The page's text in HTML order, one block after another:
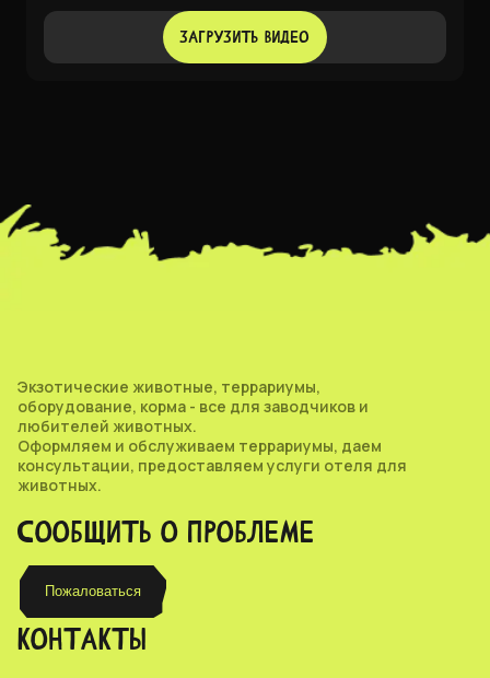
ЗАГРУЗИТЬ ВИДЕО
Экзотические животные, террариумы,
оборудование, корма - все для заводчиков и
любителей животных.
Оформляем и обслуживаем террариумы, даем
консультации, предоставляем услуги отеля для
животных.
СООБЩИТЬ О ПРОБЛЕМЕ
Пожаловаться
КОНТАКТЫ